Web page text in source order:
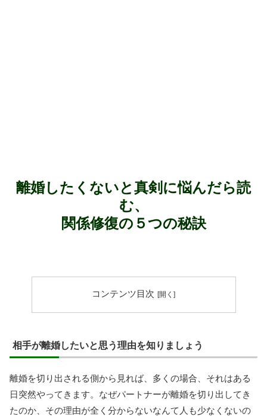
離婚したくないと真剣に悩んだら読
む、
関係修復の５つの秘訣
コンテンツ目次
相手が離婚したいと思う理由を知りましょう
離婚を切り出される側から見れば、多くの場合、それはある
日突然やってきます。なぜパートナーが離婚を切り出してき
たのか、その理由が全く分からないなんて人も少なくないの